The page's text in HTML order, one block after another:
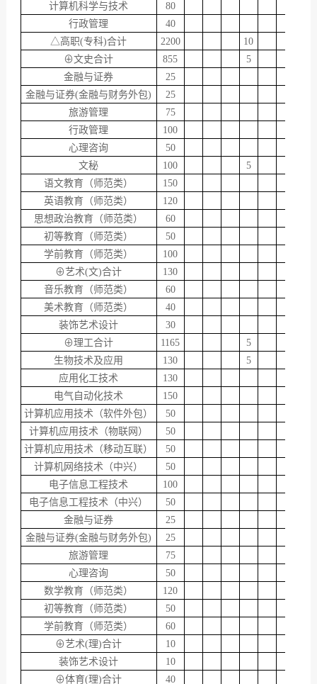
计算机科学与技术
80
行政管理
40
△高职(专科)合计
2200
10
⊕文史合计
855
5
金融与证券
25
金融与证券(金融与财务外包)
25
旅游管理
75
行政管理
100
心理咨询
50
文秘
100
5
语文教育（师范类）
150
英语教育（师范类）
120
思想政治教育（师范类）
60
初等教育（师范类）
50
学前教育（师范类）
100
⊕艺术(文)合计
130
音乐教育（师范类）
60
美术教育（师范类）
40
装饰艺术设计
30
⊕理工合计
1165
5
生物技术及应用
130
5
应用化工技术
130
电气自动化技术
150
计算机应用技术（软件外包）
50
计算机应用技术（物联网）
50
计算机应用技术（移动互联）
50
计算机网络技术（中兴）
50
电子信息工程技术
100
电子信息工程技术（中兴）
50
金融与证券
25
金融与证券(金融与财务外包)
25
旅游管理
75
心理咨询
50
数学教育（师范类）
120
初等教育（师范类）
50
学前教育（师范类）
60
⊕艺术(理)合计
10
装饰艺术设计
10
⊕体育(理)合计
40